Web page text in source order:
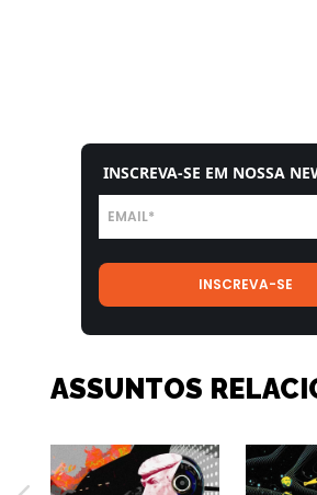
INSCREVA-SE EM NOSSA
ASSUNTOS